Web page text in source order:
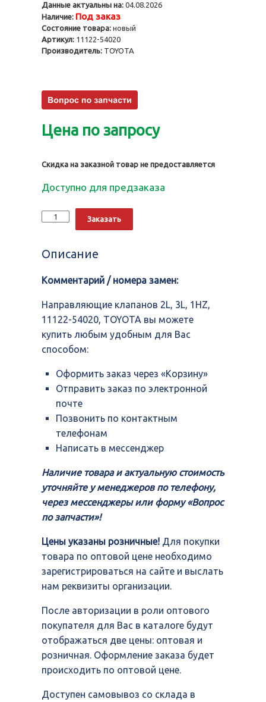
Данные актуальны на: 04.08.2026
Наличие: Под заказ
Состояние товара: новый
Артикул: 11122-54020
Производитель: TOYOTA
Цена по запросу
Скидка на заказной товар не предоставляется
Доступно для предзаказа
Количество
Направляющие
3L,
11122-
TOYOTA
Заказать
Описание
Комментарий / номера замен:
Направляющие клапанов 2L, 3L, 1HZ,
11122-54020, TOYOTA вы можете
купить любым удобным для Вас
способом:
Оформить заказ через «Корзину»
Отправить заказ по электронной
почте
Позвонить по контактным
телефонам
Написать в мессенджер
Наличие товара и актуальную стоимость
уточняйте у менеджеров по телефону,
через мессенджеры или форму «Вопрос
по запчасти»!
Цены указаны розничные! Для покупки
товара по оптовой цене необходимо
зарегистрироваться на сайте и выслать
нам реквизиты организации.
После авторизации в роли оптового
покупателя для Вас в каталоге будут
отображаться две цены: оптовая и
розничная. Оформление заказа будет
происходить по оптовой цене.
Доступен самовывоз со склада в